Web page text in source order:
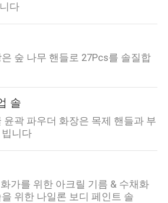
다
숲 나무 핸들로 27Pcs를 솔질합
솔
윤곽 파우더 화장은 목제 핸들과 부
빕니다
가를 위한 아크릴 기름 & 수채화
위한 나일론 보디 페인트 솔